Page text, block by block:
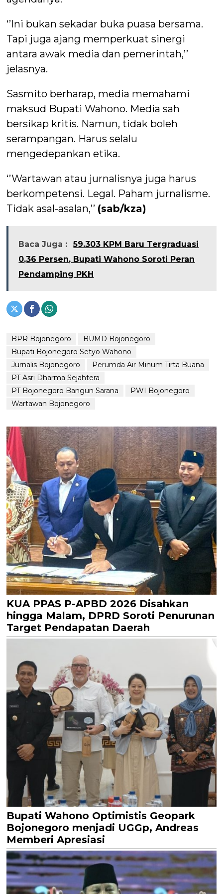
‘’Ini bukan sekadar buka puasa bersama.
Tapi juga ajang memperkuat sinergi
antara awak media dan pemerintah,’’
jelasnya.
Sasmito berharap, media memahami
maksud Bupati Wahono. Media sah
bersikap kritis. Namun, tidak boleh
serampangan. Harus selalu
mengedepankan etika.
‘’Wartawan atau jurnalisnya juga harus
berkompetensi. Legal. Paham jurnalisme.
Tidak asal-asalan,’’ (sab/kza)
Baca Juga :
59.303 KPM Baru Tergraduasi
0,36 Persen, Bupati Wahono Soroti Peran
Pendamping PKH
BPR Bojonegoro
BUMD Bojonegoro
Bupati Bojonegoro Setyo Wahono
Jurnalis Bojonegoro
Perumda Air Minum Tirta Buana
PT Asri Dharma Sejahtera
PT Bojonegoro Bangun Sarana
PWI Bojonegoro
Wartawan Bojonegoro
KUA PPAS P-APBD 2026 Disahkan
hingga Malam, DPRD Soroti Penurunan
Target Pendapatan Daerah
Bupati Wahono Optimistis Geopark
Bojonegoro menjadi UGGp, Andreas
Memberi Apresiasi